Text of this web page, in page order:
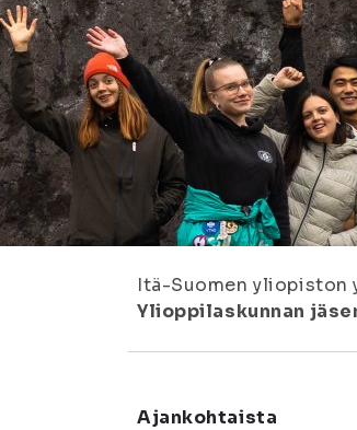
Itä-Suomen yliopiston
Ylioppilaskunnan
Ajankohtaista